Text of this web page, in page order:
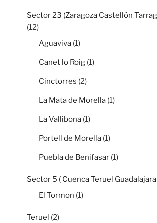
Sector 23 (Zaragoza Castellón
(12)
Aguaviva (1)
Canet lo Roig (1)
Cinctorres (2)
La Mata de Morella (1)
La Vallibona (1)
Portell de Morella (1)
Puebla de Benifasar (1)
Sector 5 ( Cuenca Teruel Guadalajara
El Tormon (1)
Teruel (2)